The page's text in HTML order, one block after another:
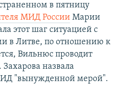
в пятницу
МИД России Марии
этот шаг ситуацией с
в Литве, по отношению к
Вильнюс проводит
назвала
"вынужденной мерой".